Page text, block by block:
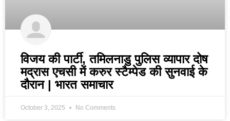
विजय की पार्टी, तमिलनाडु पुलिस व्यापार दोष
मद्रास एचसी में करुर स्टैम्पेड की सुनवाई के
दौरान | भारत समाचार
October 3, 2025 No Comments